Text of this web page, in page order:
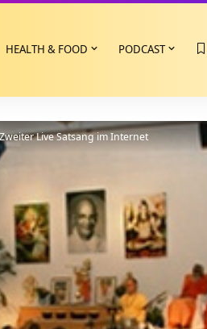
HEALTH & FOOD PODCAST
Zweiter Live Satsang im Internet